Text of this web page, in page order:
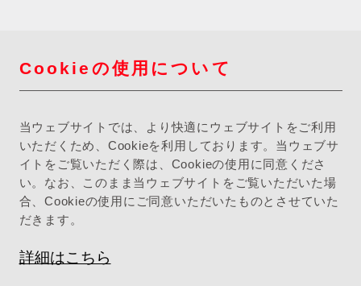
Cookieの使用について
当ウェブサイトでは、より快適にウェブサイトをご利用
いただくため、Cookieを利用しております。当ウェブサ
イトをご覧いただく際は、Cookieの使用に同意くださ
い。なお、このまま当ウェブサイトをご覧いただいた場
合、Cookieの使用にご同意いただいたものとさせていた
だきます。
詳細はこちら